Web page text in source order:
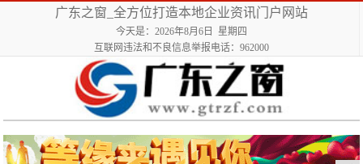
广东之窗_全方位打造本地企业资讯门户网站
今天是：2026年8月6日 星期四
互联网违法和不良信息举报电话：962000